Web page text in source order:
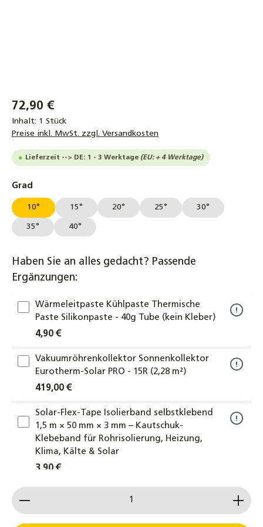
72,90 €
Inhalt: 1 Stück
Preise inkl. MwSt. zzgl. Versandkosten
Lieferzeit --> DE: 1 - 3 Werktage (EU: + 4 Werktage)
Grad
10° 15° 20° 25° 30°
35° 40°
Haben Sie an alles gedacht? Passende
Ergänzungen:
Wärmeleitpaste Kühlpaste Thermische
Paste Silikonpaste - 40g Tube (kein Kleber)
4,90 €
Vakuumröhrenkollektor Sonnenkollektor
Eurotherm-Solar PRO - 15R (2,28 m²)
419,00 €
Solar-Flex-Tape Isolierband selbstklebend
1,5 m × 50 mm × 3 mm – Kautschuk-
Klebeband für Rohrisolierung, Heizung,
Klima, Kälte & Solar
3,90 €
Produkt Anzahl: Gib den gewünschten Wert ein